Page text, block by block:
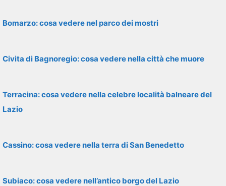
Bomarzo: cosa vedere nel parco dei mostri
Civita di Bagnoregio: cosa vedere nella città che muore
Terracina: cosa vedere nella celebre località balneare del
Lazio
Cassino: cosa vedere nella terra di San Benedetto
Subiaco: cosa vedere nell’antico borgo del Lazio